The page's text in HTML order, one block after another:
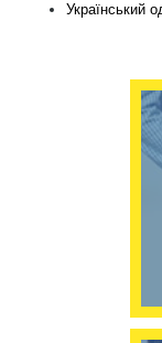
Український